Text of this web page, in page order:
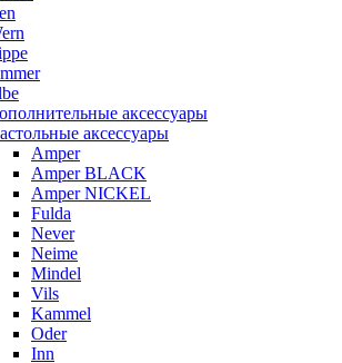
аксессуары
аксессуары
Amper
Amper BLACK
Amper NICKEL
Fulda
Never
Neime
Mindel
Vils
Kammel
Oder
Inn